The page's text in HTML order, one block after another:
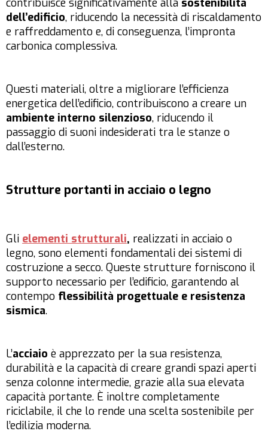
contribuisce significativamente alla sostenibilità
dell’edificio, riducendo la necessità di riscaldamento
e raffreddamento e, di conseguenza, l’impronta
carbonica complessiva.
Questi materiali, oltre a migliorare l’efficienza
energetica dell’edificio, contribuiscono a creare un
ambiente interno silenzioso, riducendo il
passaggio di suoni indesiderati tra le stanze o
dall’esterno.
Strutture portanti in acciaio o legno
Gli elementi strutturali, realizzati in acciaio o
legno, sono elementi fondamentali dei sistemi di
costruzione a secco. Queste strutture forniscono il
supporto necessario per l’edificio, garantendo al
contempo flessibilità progettuale e resistenza
sismica.
L’acciaio è apprezzato per la sua resistenza,
durabilità e la capacità di creare grandi spazi aperti
senza colonne intermedie, grazie alla sua elevata
capacità portante. È inoltre completamente
riciclabile, il che lo rende una scelta sostenibile per
l’edilizia moderna.